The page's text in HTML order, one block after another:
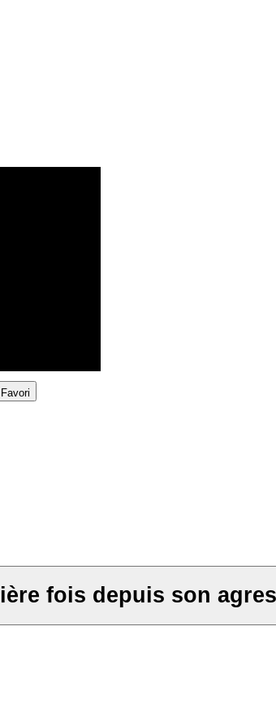
Favori
fois depuis son